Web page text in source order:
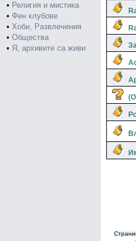
• Религия и мистика
• Фен клубове
• Хоби, Развлечения
• Общества
• Я, архивите са живи